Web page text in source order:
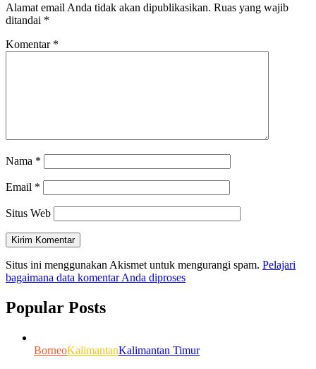
Alamat email Anda tidak akan dipublikasikan. Ruas yang wajib
ditandai *
Komentar *
Nama *
Email *
Situs Web
Situs ini menggunakan Akismet untuk mengurangi spam. Pelajari
bagaimana data komentar Anda diproses
Popular Posts
BorneoKalimantanKalimantan Timur